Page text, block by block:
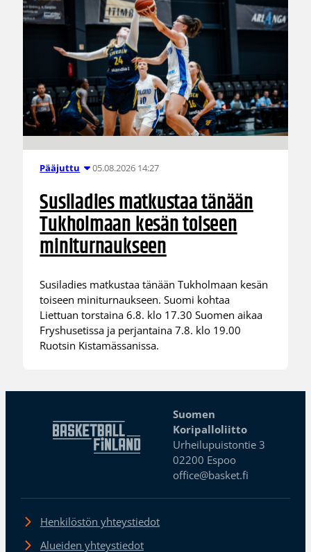
Pääjuttu 05.08.2026 14:27
Susiladies matkustaa tänään
Tukholmaan kesän toiseen
miniturnaukseen
Susiladies matkustaa tänään Tukholmaan kesän
toiseen miniturnaukseen. Suomi kohtaa
Liettuan torstaina 6.8. klo 17.30 Suomen aikaa
Fryshusetissa ja perjantaina 7.8. klo 19.00
Ruotsin Kistamässanissa.
Suomen
Koripalloliitto
Urheilupuistontie 3
02200 Espoo
office@basket.fi
Henkilöstön yhteystiedot
Alueiden yhteystiedot